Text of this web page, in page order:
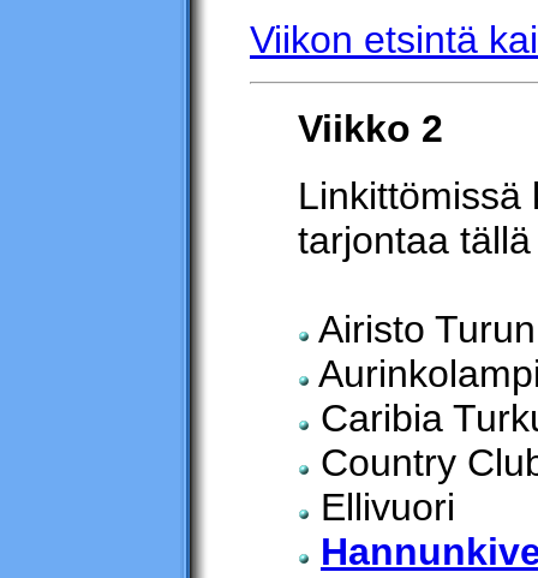
Viikon etsintä
Viikko 2
Linkittömissä
tarjontaa
Airisto
Caribia
Country
Ellivuori